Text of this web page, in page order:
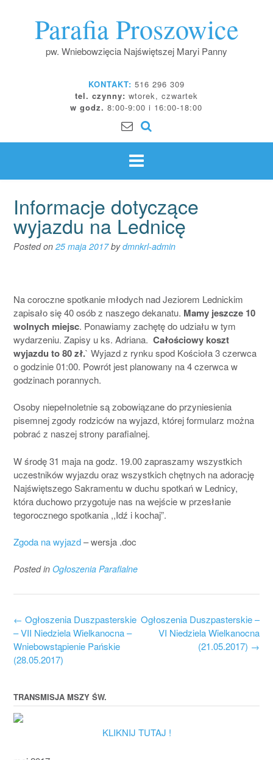
Parafia Proszowice
pw. Wniebowzięcia Najświętszej Maryi Panny
KONTAKT: 516 296 309
tel. czynny: wtorek, czwartek
w godz. 8:00-9:00 i 16:00-18:00
Informacje dotyczące
wyjazdu na Lednicę
Posted on 25 maja 2017bydmnkrl-admin
Na coroczne spotkanie młodych nad Jeziorem Lednickim
zapisało się 40 osób z naszego dekanatu. Mamy jeszcze 10
wolnych miejsc. Ponawiamy zachętę do udziału w tym
wydarzeniu. Zapisy u ks. Adriana. Całościowy koszt
wyjazdu to 80 zł.` Wyjazd z rynku spod Kościoła 3 czerwca
o godzinie 01:00. Powrót jest planowany na 4 czerwca w
godzinach porannych.
Osoby niepełnoletnie są zobowiązane do przyniesienia
pisemnej zgody rodziców na wyjazd, której formularz można
pobrać z naszej strony parafialnej.
W środę 31 maja na godz. 19.00 zapraszamy wszystkich
uczestników wyjazdu oraz wszystkich chętnych na adorację
Najświętszego Sakramentu w duchu spotkań w Lednicy,
która duchowo przygotuje nas na wejście w przesłanie
tegorocznego spotkania ,,Idź i kochaj”.
Zgoda na wyjazd– wersja .doc
Posted in Ogłoszenia Parafialne
Post
navigation
Ogłoszenia Duszpasterskie –
VI Niedziela Wielkanocna
(21.05.2017) →
← Ogłoszenia Duszpasterskie
– VII Niedziela Wielkanocna –
Wniebowstąpienie Pańskie
(28.05.2017)
TRANSMISJA MSZY ŚW.
KLIKNIJ TUTAJ !